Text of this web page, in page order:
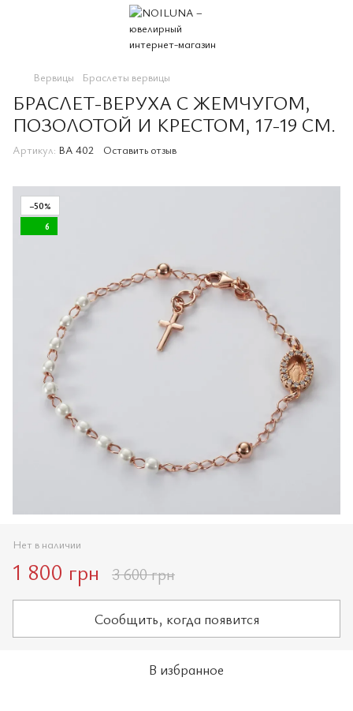
Вервицы Браслеты вервицы
БРАСЛЕТ-ВЕРУХА С ЖЕМЧУГОМ,
ПОЗОЛОТОЙ И КРЕСТОМ, 17-19 СМ.
Артикул: BA 402 Оставить отзыв
−50%
6
Нет в наличии
1 800 грн 3 600 грн
Сообщить, когда появится
В избранное